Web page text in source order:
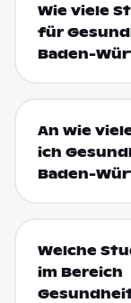
Wie viele
für
Baden-
An wie
ich
Baden-
Welche
im Bereich